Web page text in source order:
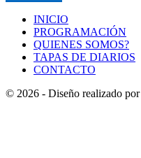
INICIO
PROGRAMACIÓN
QUIENES SOMOS?
TAPAS DE DIARIOS
CONTACTO
© 2026 - Diseño realizado por